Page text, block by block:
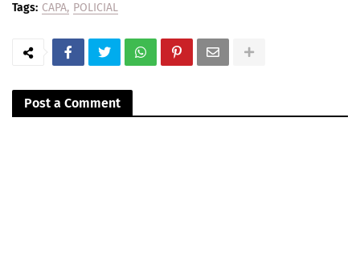
Tags: CAPA POLICIAL
Post a Comment